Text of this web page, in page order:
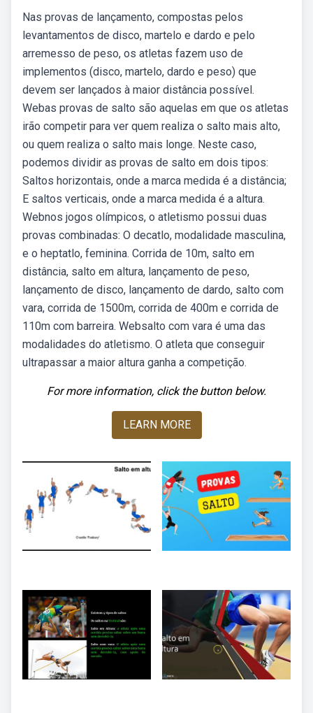
Nas provas de lançamento, compostas pelos
levantamentos de disco, martelo e dardo e pelo
arremesso de peso, os atletas fazem uso de
implementos (disco, martelo, dardo e peso) que
devem ser lançados à maior distância possível.
Webas provas de salto são aquelas em que os atletas
irão competir para ver quem realiza o salto mais alto,
ou quem realiza o salto mais longe. Neste caso,
podemos dividir as provas de salto em dois tipos:
Saltos horizontais, onde a marca medida é a distância;
E saltos verticais, onde a marca medida é a altura.
Webnos jogos olímpicos, o atletismo possui duas
provas combinadas: O decatlo, modalidade masculina,
e o heptatlo, feminina. Corrida de 10m, salto em
distância, salto em altura, lançamento de peso,
lançamento de disco, lançamento de dardo, salto com
vara, corrida de 1500m, corrida de 400m e corrida de
110m com barreira. Websalto com vara é uma das
modalidades do atletismo. O atleta que conseguir
ultrapassar a maior altura ganha a competição.
For more information, click the button below.
LEARN MORE